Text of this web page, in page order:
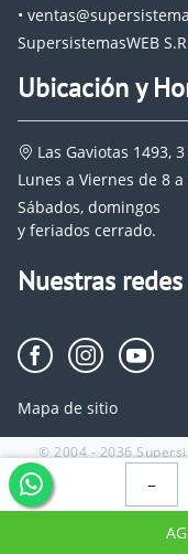
−
•
SupersistemasWEB
Ubicación y
Las Gaviotas 1493,
Lunes a Viernes de 8 a
Sábados, domingos
y feriados cerrado.
Nuestras redes
Mapa de sitio
© 2004 - 2036